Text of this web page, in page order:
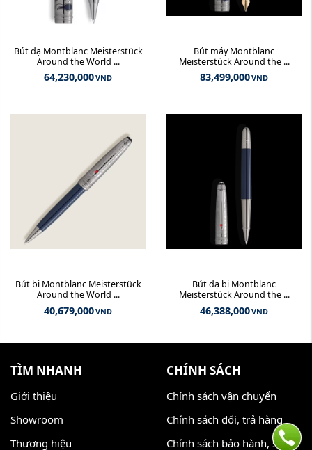
Bút dạ Montblanc Meisterstück
Around the World ...
64,230,000VND
Bút máy Montblanc
Meisterstück Around the ...
83,499,000VND
Bút bi Montblanc Meisterstück
Around the World ...
40,679,000VND
Bút dạ bi Montblanc
Meisterstück Around the ...
46,388,000VND
TÌM NHANH
Giới thiệu
Showroom
Thương hiệu
CHÍNH SÁCH
Chính sách vận chuyển
Chính sách đổi, trả hàng
Chính sách bảo hành, sửa